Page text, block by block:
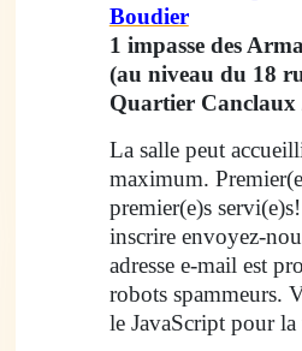
Boudier
1 impasse des
(au niveau du 18
Quartier Canclaux
La salle peut
maximum.
premier(e)s
inscrire envoyez-
adresse e-mail est
robots spammeurs.
le JavaScript pour la